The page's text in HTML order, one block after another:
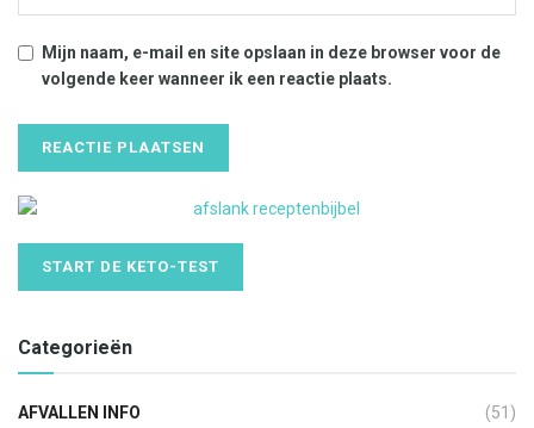
Mijn naam, e-mail en site opslaan in deze browser voor de
volgende keer wanneer ik een reactie plaats.
START DE KETO-TEST
Categorieën
AFVALLEN INFO (51)